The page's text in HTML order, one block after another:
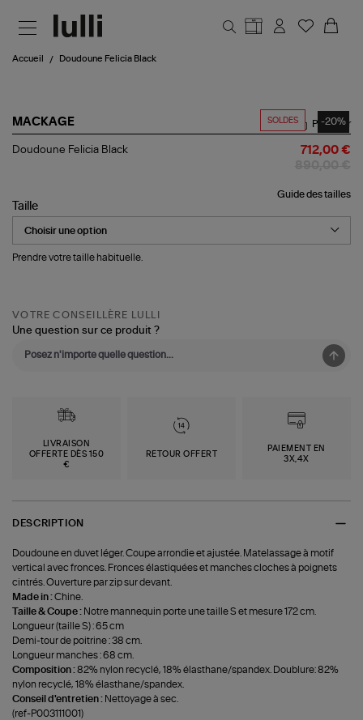
Accueil Doudoune Felicia Black
SOLDES -20%
MACKAGE
Doudoune
Partager
Doudoune Felicia Black 712,00 €
Guide des tailles
Taille
Prendre votre taille habituelle.
VOTRE CONSEILLÈRE LULLI
Une question sur ce produit ?
LIVRAISON
OFFERTE DÈS 150
€
RETOUR OFFERT
PAIEMENT EN
3X,4X
DESCRIPTION
Doudoune en duvet léger. Coupe arrondie et ajustée. Matelassage à motif
vertical avec fronces. Fronces élastiquées et manches cloches à poignets
cintrés. Ouverture par zip sur devant.
Made in :Chine.
Taille & Coupe : Notre mannequin porte une taille S et mesure 172 cm.
Longueur (taille S) : 65 cm
Demi-tour de poitrine : 38 cm.
Longueur manches : 68 cm.
Composition :82% nylon recyclé, 18% élasthane/spandex. Doublure: 82%
nylon recyclé, 18% élasthane/spandex.
Conseil d'entretien : Nettoyage à sec.
(ref-P003111001)